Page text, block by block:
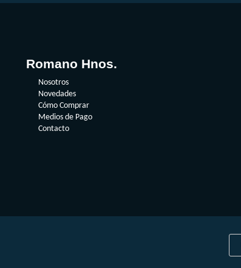
Romano Hnos.
Nosotros
Novedades
Cómo Comprar
Medios de Pago
Contacto